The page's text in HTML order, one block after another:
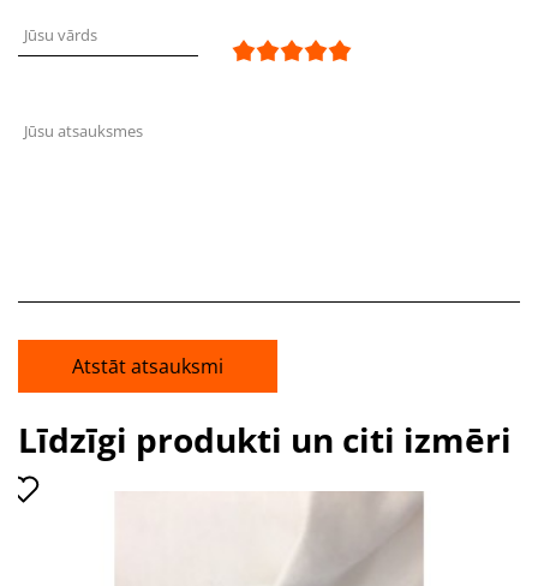
Jūsu vārds
Jūsu atsauksmes
Atstāt atsauksmi
Līdzīgi produkti un citi izmēri